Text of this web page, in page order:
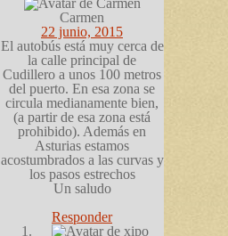
Carmen
22 junio, 2015
El autobús está muy cerca de
la calle principal de
Cudillero a unos 100 metros
del puerto. En esa zona se
circula medianamente bien,
(a partir de esa zona está
prohibido). Además en
Asturias estamos
acostumbrados a las curvas y
los pasos estrechos
Un saludo
Responder